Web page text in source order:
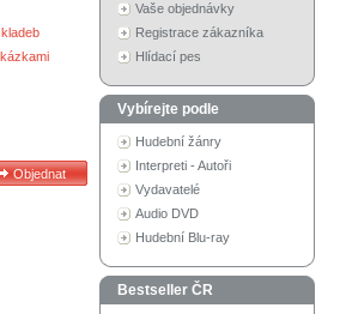
Vaše objednávky
Registrace zákazníka
Hlídací pes
Vybírejte podle
Hudební žánry
Interpreti - Autoři
Vydavatelé
Audio DVD
Hudební Blu-ray
Bestseller ČR